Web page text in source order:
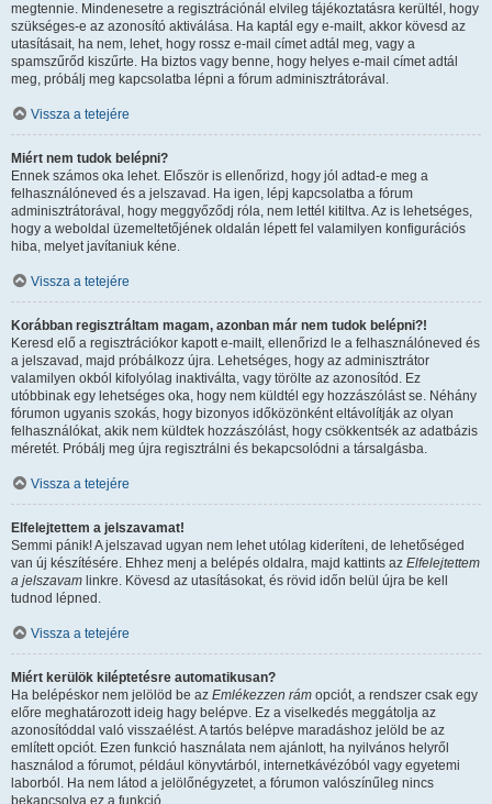
megtennie. Mindenesetre a regisztrációnál elvileg tájékoztatásra kerültél, hogy
szükséges-e az azonosító aktiválása. Ha kaptál egy e-mailt, akkor kövesd az
utasításait, ha nem, lehet, hogy rossz e-mail címet adtál meg, vagy a
spamszűrőd kiszűrte. Ha biztos vagy benne, hogy helyes e-mail címet adtál
meg, próbálj meg kapcsolatba lépni a fórum adminisztrátorával.
Vissza a tetejére
Miért nem tudok belépni?
Ennek számos oka lehet. Először is ellenőrizd, hogy jól adtad-e meg a
felhasználóneved és a jelszavad. Ha igen, lépj kapcsolatba a fórum
adminisztrátorával, hogy meggyőződj róla, nem lettél kitiltva. Az is lehetséges,
hogy a weboldal üzemeltetőjének oldalán lépett fel valamilyen konfigurációs
hiba, melyet javítaniuk kéne.
Vissza a tetejére
Korábban regisztráltam magam, azonban már nem tudok belépni?!
Keresd elő a regisztrációkor kapott e-mailt, ellenőrizd le a felhasználóneved és
a jelszavad, majd próbálkozz újra. Lehetséges, hogy az adminisztrátor
valamilyen okból kifolyólag inaktiválta, vagy törölte az azonosítód. Ez
utóbbinak egy lehetséges oka, hogy nem küldtél egy hozzászólást se. Néhány
fórumon ugyanis szokás, hogy bizonyos időközönként eltávolítják az olyan
felhasználókat, akik nem küldtek hozzászólást, hogy csökkentsék az adatbázis
méretét. Próbálj meg újra regisztrálni és bekapcsolódni a társalgásba.
Vissza a tetejére
Elfelejtettem a jelszavamat!
Semmi pánik! A jelszavad ugyan nem lehet utólag kideríteni, de lehetőséged
van új készítésére. Ehhez menj a belépés oldalra, majd kattints az Elfelejtettem
a jelszavam linkre. Kövesd az utasításokat, és rövid időn belül újra be kell
tudnod lépned.
Vissza a tetejére
Miért kerülök kiléptetésre automatikusan?
Ha belépéskor nem jelölöd be az Emlékezzen rám opciót, a rendszer csak egy
előre meghatározott ideig hagy belépve. Ez a viselkedés meggátolja az
azonosítóddal való visszaélést. A tartós belépve maradáshoz jelöld be az
említett opciót. Ezen funkció használata nem ajánlott, ha nyilvános helyről
használod a fórumot, például könyvtárból, internetkávézóból vagy egyetemi
laborból. Ha nem látod a jelölőnégyzetet, a fórumon valószínűleg nincs
bekapcsolva ez a funkció.